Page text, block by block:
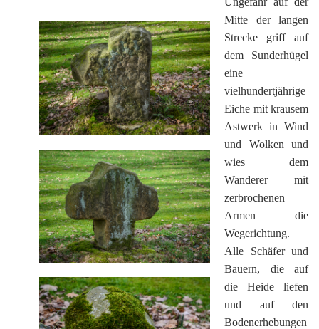
Mitte der langen
Strecke griff auf
dem Sunderhügel
eine
vielhundertjährige
Eiche mit krausem
Astwerk in Wind
und Wolken und
wies dem
Wanderer mit
zerbrochenen
Armen die
Wegerichtung.
Alle Schäfer und
Bauern, die auf
die Heide liefen
und auf den
Bodenerhebungen